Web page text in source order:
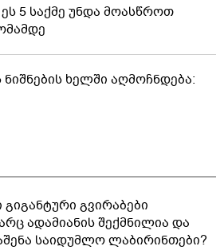
5 საქმე უნდა მოასწროთ
ხელში აღმოჩნდება:
გვირაბები
ადამიანის შექმნილია და
საიდუმლო ლაბირინთები?